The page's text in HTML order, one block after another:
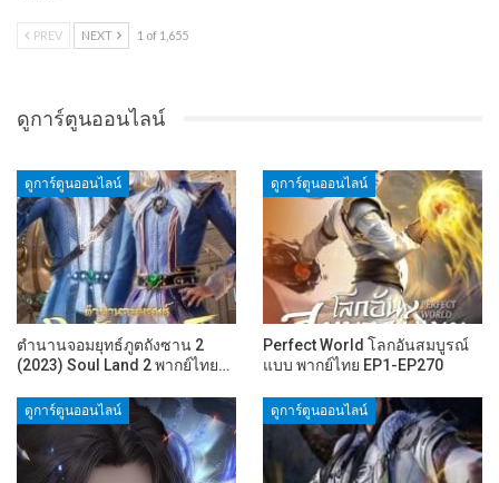
PREV NEXT 1 of 1,655
ดูการ์ตูนออนไลน์
ดูการ์ตูนออนไลน์
ตำนานจอมยุทธ์ภูตถังซาน 2
(2023) Soul Land 2 พากย์ไทย…
ดูการ์ตูนออนไลน์
Perfect World โลกอันสมบูรณ์
แบบ พากย์ไทย EP1-EP270
ดูการ์ตูนออนไลน์ ดูการ์ตูนออนไลน์